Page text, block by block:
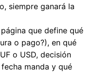
siempre ganará la
que define qué
o pago?), en qué
o USD, decisión
manda y qué